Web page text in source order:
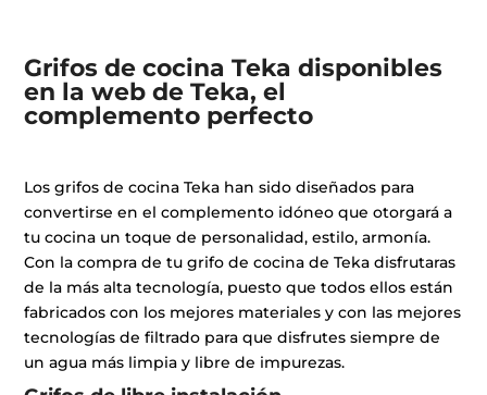
Grifos de cocina Teka disponibles
en la web de Teka, el
complemento perfecto
Los grifos de cocina Teka han sido diseñados para
convertirse en el complemento idóneo que otorgará a
tu cocina un toque de personalidad, estilo, armonía.
Con la compra de tu grifo de cocina de Teka disfrutaras
de la más alta tecnología, puesto que todos ellos están
fabricados con los mejores materiales y con las mejores
tecnologías de filtrado para que disfrutes siempre de
un agua más limpia y libre de impurezas.